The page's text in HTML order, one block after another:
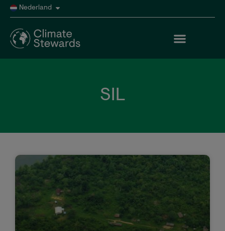
Nederland
SIL